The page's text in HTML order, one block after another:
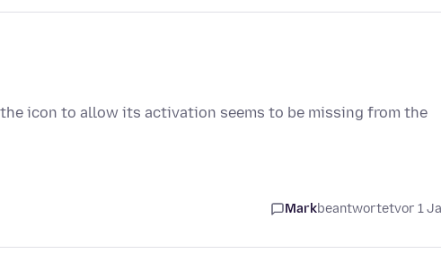
icon to allow its activation seems to be missing from the
Markbeantwortetvor 1